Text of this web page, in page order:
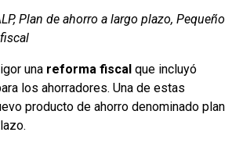
Plan de ahorro a largo plazo, Pequeño
una reforma fiscal que incluyó
los ahorradores. Una de estas
producto de ahorro denominado plan